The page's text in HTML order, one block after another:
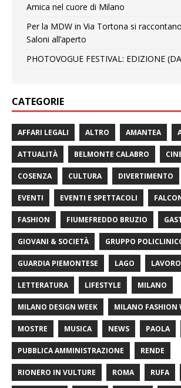
Amica nel cuore di Milano
Per la MDW in Via Tortona si
Saloni all’aperto
PHOTOVOGUE FESTIVAL: EDIZIONE
CATEGORIE
AFFARI LEGALI ALTRO AMANTEA
ATTUALITÀ BELMONTE CALABRO
COSENZA CULTURA DIVERTIMENTO
EVENTI EVENTI E SPETTACOLI
FASHION FIUMEFREDDO BRUZIO
GIOVANI & SOCIETÀ GRUPPO
GUARDIA PIEMONTESE LAGO LAVORO
LETTERATURA LIFESTYLE MILANO
MILANO DESIGN WEEK MILANO FASHION
MOSTRE MUSICA NEWS PAOLA
PUBBLICA AMMINISTRAZIONE RENDE
RIONERO IN VULTURE ROMA RUFA